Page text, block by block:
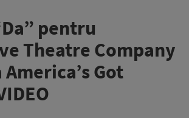
pentru
Theatre Company
America’s Got